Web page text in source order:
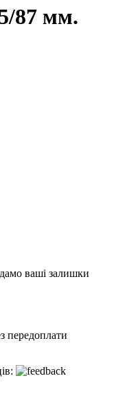
87 мм.
ваші залишки
передоплати